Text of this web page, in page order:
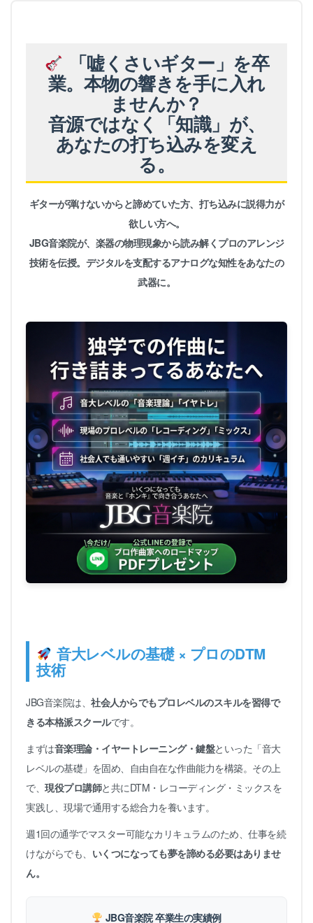
「嘘くさいギター」を卒
業。本物の響きを手に入れ
ませんか？
音源ではなく「知識」が、
あなたの打ち込みを変え
る。
ギターが弾けないからと諦めていた方、打ち込みに説得力が
欲しい方へ。
JBG音楽院が、楽器の物理現象から読み解くプロのアレンジ
技術を伝授。デジタルを支配するアナログな知性をあなたの
武器に。
音大レベルの基礎 × プロのDTM
技術
JBG音楽院は、 社会人からでもプロレベルのスキルを習得で
きる本格派スクールです。
まずは音楽理論・イヤートレーニング・鍵盤といった「音大
レベルの基礎」を固め、自由自在な作曲能力を構築。その上
で、 現役プロ講師と共にDTM・レコーディング・ミックスを
実践し、現場で通用する総合力を養います。
週1回の通学でマスター可能なカリキュラムのため、仕事を続
けながらでも、 いくつになっても夢を諦める必要はありませ
ん。
JBG音楽院 卒業生の実績例